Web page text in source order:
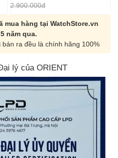
2.900.000đ
mua hàng tại WatchStore.vn
năm qua.
ra đều là chính hãng 100%
lý của ORIENT